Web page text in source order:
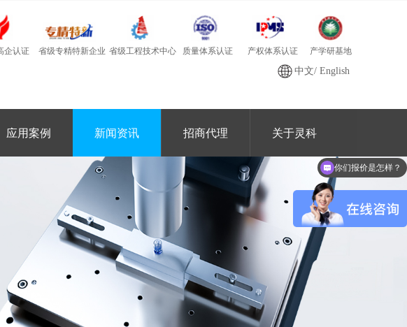
企认证 省级专精特新企业 省级工程技术中心 质量体系认证 产权体系认证 产学研基地
中文/English
应用案例 新闻资讯 招商代理 关于灵科
可以做代理 / 经销商吗？